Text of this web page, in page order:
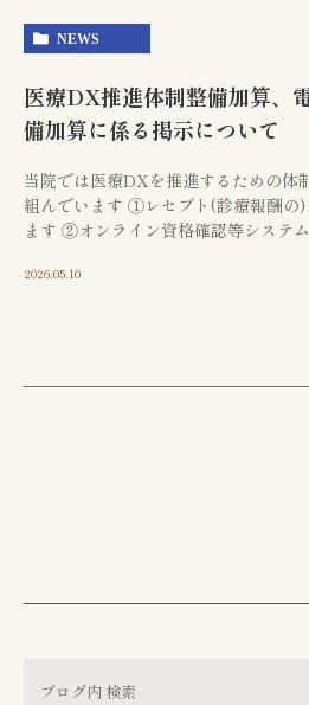
悩みの方は
NEWS
医療DX推進体制整備加算、
備加算に係る掲示について
当院では医療DXを推進するための体
組んでいます ①レセプト(診療報酬の
ます ②オンライン資格確認等システ
2026.05.10